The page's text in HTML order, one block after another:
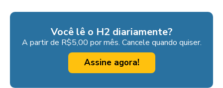
Você lê o H2 diariamente?
A partir de R$5,00 por mês. Cancele quando quiser.
Assine agora!